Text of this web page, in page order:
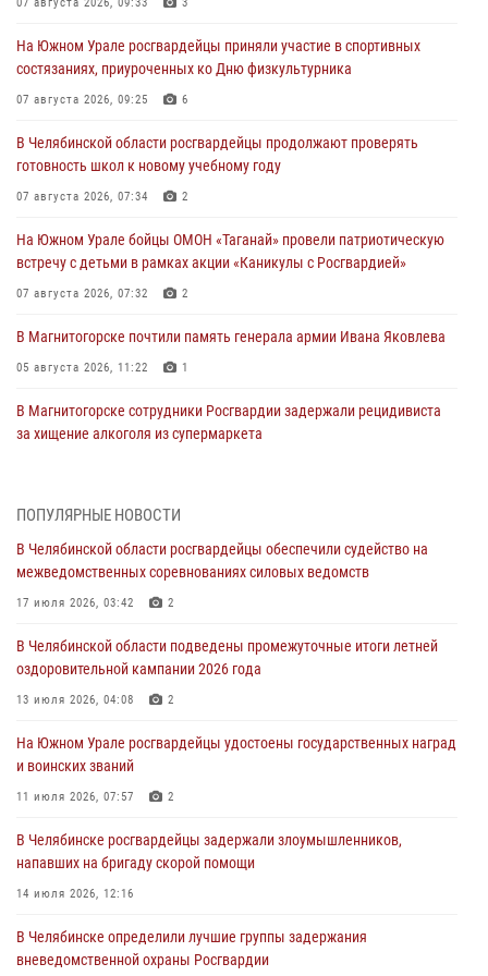
07 августа 2026, 09:33 3
На Южном Урале росгвардейцы приняли участие в спортивных
состязаниях, приуроченных ко Дню физкультурника
07 августа 2026, 09:25 6
В Челябинской области росгвардейцы продолжают проверять
готовность школ к новому учебному году
07 августа 2026, 07:34 2
На Южном Урале бойцы ОМОН «Таганай» провели патриотическую
встречу с детьми в рамках акции «Каникулы с Росгвардией»
07 августа 2026, 07:32 2
В Магнитогорске почтили память генерала армии Ивана Яковлева
05 августа 2026, 11:22 1
В Магнитогорске сотрудники Росгвардии задержали рецидивиста
за хищение алкоголя из супермаркета
На Южном Урале спецназ Росгвардии провел военно-полевые
Росгвардейцы задержали трёх магазинных воров в Челябинске
На Южном Урале сотрудники Росгвардии задержали
подозреваемого в совершении убийства
В Челябинской области росгвардейцами по горячим следам
задержан подозреваемый в грабеже
ПОПУЛЯРНЫЕ НОВОСТИ
В Челябинской области росгвардейцы обеспечили судейство на
межведомственных соревнованиях силовых ведомств
17 июля 2026, 03:42 2
В Челябинской области подведены промежуточные итоги летней
оздоровительной кампании 2026 года
13 июля 2026, 04:08 2
На Южном Урале росгвардейцы удостоены государственных наград
и воинских званий
11 июля 2026, 07:57 2
В Челябинске росгвардейцы задержали злоумышленников,
напавших на бригаду скорой помощи
14 июля 2026, 12:16
В Челябинске определили лучшие группы задержания
вневедомственной охраны Росгвардии